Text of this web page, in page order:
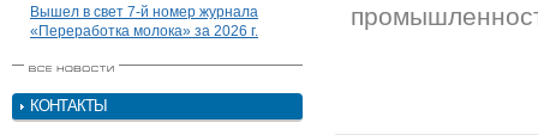
Вышел в свет 7-й номер журнала
«Переработка молока» за 2026 г.
КОНТАКТЫ